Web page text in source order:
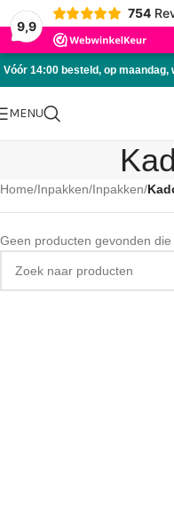
9,9
754
Skip to navigation
Skip to main content
Vóór 14:00 besteld, op
MENU
Home/Inpakken/Inpakken/
Geen producten gevonden